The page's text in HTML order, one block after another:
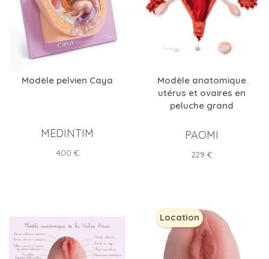
Modèle pelvien Caya
MEDINTIM
Prix
400 €
Modèle anatomique
utérus et ovaires en
peluche grand
PAOMI
Prix
229 €
Location